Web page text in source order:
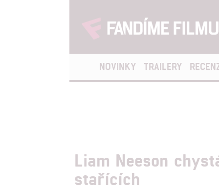
NOVINKY TRAILERY
Liam Neeson
stařících